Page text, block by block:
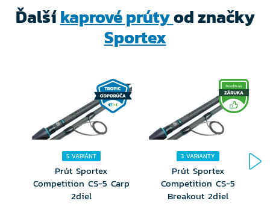
Ďalšíkaprové prútyod značky
Sportex
5 VARIÁNT
Prút Sportex
Competition CS-5 Carp
2diel
3 VARIANTY
Prút Sportex
Competition CS-5
Breakout 2diel